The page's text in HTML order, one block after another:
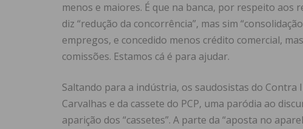
menos e maiores. É que na banca, por respeito
diz “redução da concorrência”, mas sim
empregos, e concedido menos crédito comercial,
comissões. Estamos cá é para ajudar.
Saltando para a indústria, os saudosistas do
Carvalhas e da cassete do PCP, uma paródia ao
aparição dos “cassetes”. A parte da “aposta no